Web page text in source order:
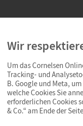
Lehrkräfte
Verschlüsselung
von 4 Wochen
Wir
Um das Cornelsen
Tracking- und
B. Google und Meta,
welche Cookies Sie
erforderlichen Cookies
& Co.“ am Ende der